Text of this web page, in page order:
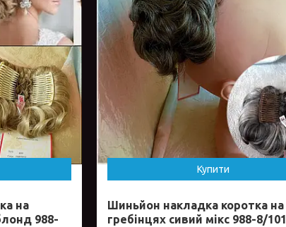
на
988-
Купити
Шиньйон накладка коротка на
гребінцях сивий мікс 988-8/101